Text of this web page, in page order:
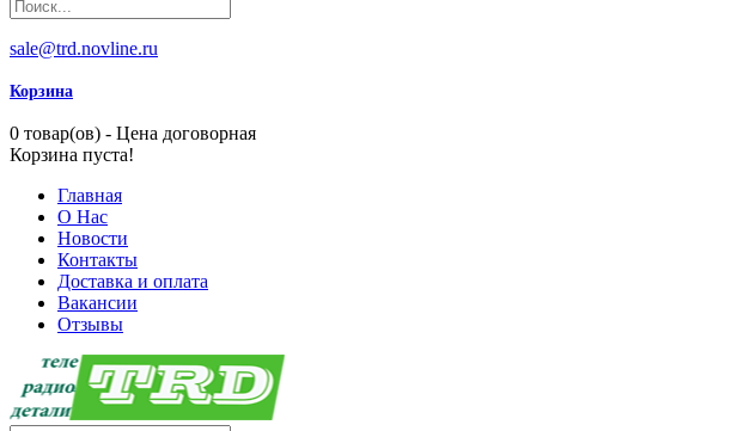
sale@trd.novline.ru
Корзина
0 товар(ов) - Цена договорная
Корзина пуста!
Главная
О Нас
Новости
Контакты
Доставка и оплата
Вакансии
Отзывы